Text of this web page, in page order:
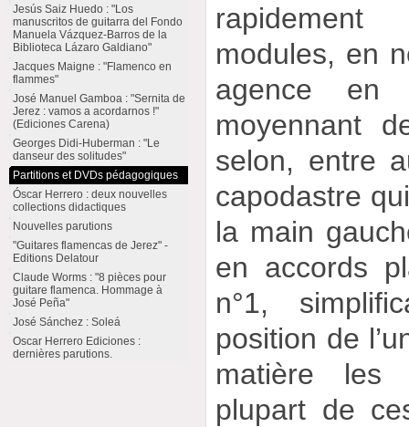
modules, en
agence en
moyennant
selon, entre
capodastre
la main
en accords
n°1,
position de
matière les
plupart de
Jesús Saiz Huedo : "Los
manuscritos de guitarra del Fondo
Manuela Vázquez-Barros de la
Biblioteca Lázaro Galdiano"
Jacques Maigne : "Flamenco en
flammes"
José Manuel Gamboa : "Sernita de
Jerez : vamos a acordarnos !"
(Ediciones Carena)
Georges Didi-Huberman : "Le
danseur des solitudes"
Partitions et DVDs pédagogiques
Óscar Herrero : deux nouvelles
collections didactiques
Nouvelles parutions
"Guitares flamencas de Jerez" -
Editions Delatour
Claude Worms : "8 pièces pour
guitare flamenca. Hommage à
José Peña"
José Sánchez : Soleá
Oscar Herrero Ediciones :
dernières parutions.